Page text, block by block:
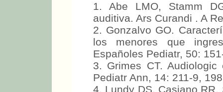
1. Abe LMO, Stamm
auditiva. Ars Curandi . A
2. Gonzalvo GO.
los menores que
Españoles Pediatr, 50:
3. Grimes CT.
Pediatr Ann, 14: 211-9,
4. Lundy DS, Casiano